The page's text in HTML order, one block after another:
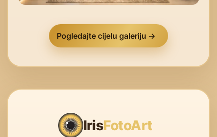
Pogledajte cijelu galeriju →
IrisFotoArt